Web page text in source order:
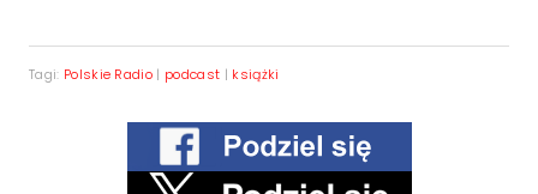
Tagi: Polskie Radio | podcast | książki